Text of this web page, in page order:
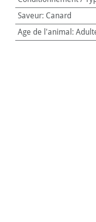
Saveur: Canard
Age de l'animal :